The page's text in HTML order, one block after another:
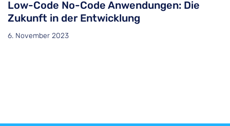
Low-Code No-Code Anwendungen: Die
Zukunft in der Entwicklung
6. November 2023